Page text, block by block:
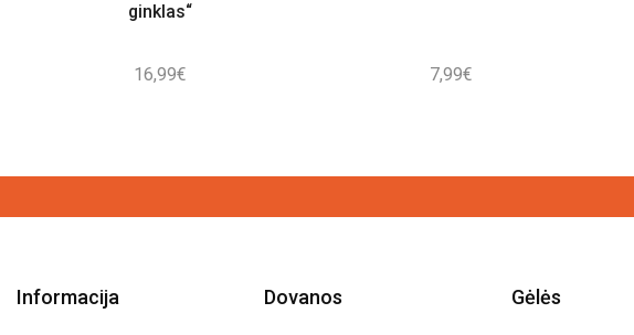
ginklas“
16,99€ 7,99€
Informacija Dovanos Gėlės